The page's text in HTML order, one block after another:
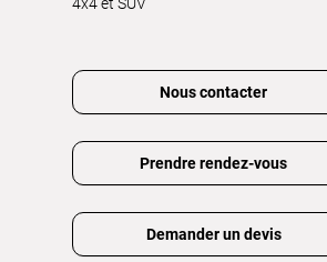
Nous contacter
Prendre rendez-vous
Demander un devis